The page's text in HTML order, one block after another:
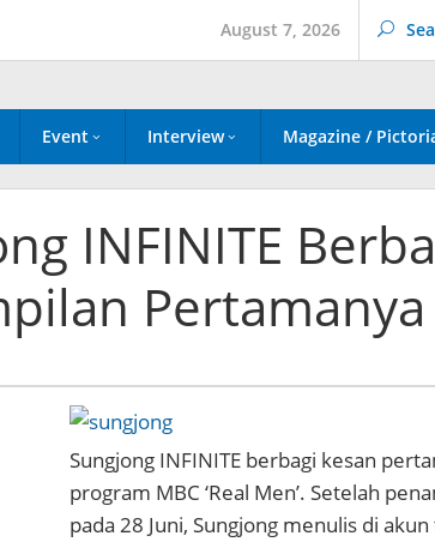
August 7, 2026
Event Interview Magazine /
INFINITE
Pertamanya
Sungjong INFINITE berbagi kesan
program MBC ‘Real Men’. Setelah
pada 28 Juni, Sungjong menulis di